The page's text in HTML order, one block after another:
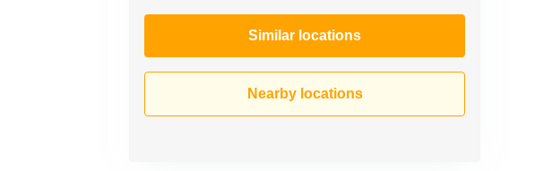
Similar locations
Nearby locations